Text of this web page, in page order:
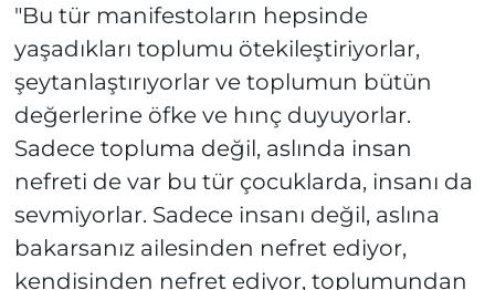
"Bu tür manifestoların hepsinde
yaşadıkları toplumu ötekileştiriyorlar,
şeytanlaştırıyorlar ve toplumun bütün
değerlerine öfke ve hınç duyuyorlar.
Sadece topluma değil, aslında insan
nefreti de var bu tür çocuklarda, insanı da
sevmiyorlar. Sadece insanı değil, aslına
bakarsanız ailesinden nefret ediyor,
kendisinden nefret ediyor, toplumundan